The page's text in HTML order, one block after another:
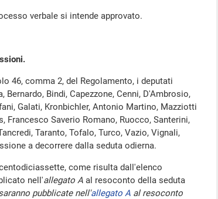
verbale si intende approvato.
46, comma 2, del Regolamento, i deputati
Bindi, Capezzone, Cenni, D'Ambrosio,
Galati, Kronbichler, Antonio Martino, Mazziotti
Francesco Saverio Romano, Ruocco, Santerini,
Taranto, Tofalo, Turco, Vazio, Vignali,
a decorrere dalla seduta odierna.
come risulta dall'elenco
nell'allegato A al resoconto della seduta
pubblicate nell'allegato A al resoconto